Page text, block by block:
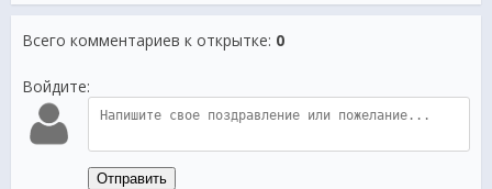
Всего комментариев к открытке: 0
Войдите:
Отправить